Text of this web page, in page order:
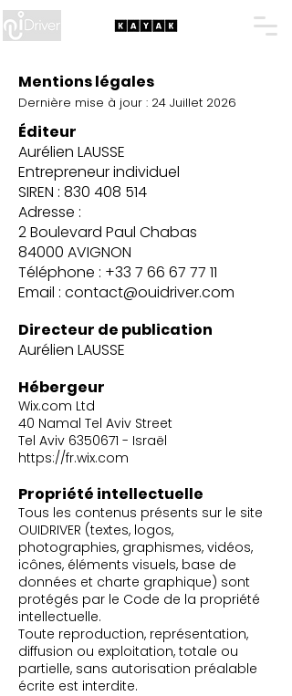
Mentions légales
Dernière mise à jour : 24 Juillet 2026
Éditeur
Aurélien LAUSSE
Entrepreneur individuel
SIREN : 830 408 514
Adresse :
2 Boulevard Paul Chabas
84000 AVIGNON
Téléphone : +33 7 66 67 77 11
Email : contact@ouidriver.com
Directeur de publication
Aurélien LAUSSE
Hébergeur
Wix.com Ltd
40 Namal Tel Aviv Street
Tel Aviv 6350671 - Israël
https://fr.wix.com
Propriété intellectuelle
Tous les contenus présents sur le site
OUIDRIVER (textes, logos,
photographies, graphismes, vidéos,
icônes, éléments visuels, base de
données et charte graphique) sont
protégés par le Code de la propriété
intellectuelle.
Toute reproduction, représentation,
diffusion ou exploitation, totale ou
partielle, sans autorisation préalable
écrite est interdite.